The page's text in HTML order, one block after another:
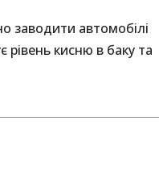
заводити автомобілі
кисню в баку та